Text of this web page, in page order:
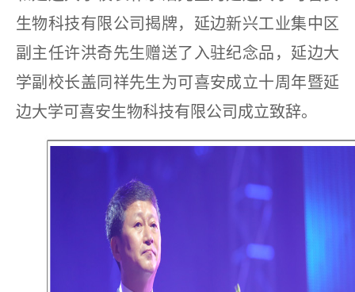
生物科技有限公司揭牌，延边新兴工业集中区
副主任许洪奇先生赠送了入驻纪念品，延边大
学副校长盖同祥先生为可喜安成立十周年暨延
边大学可喜安生物科技有限公司成立致辞。